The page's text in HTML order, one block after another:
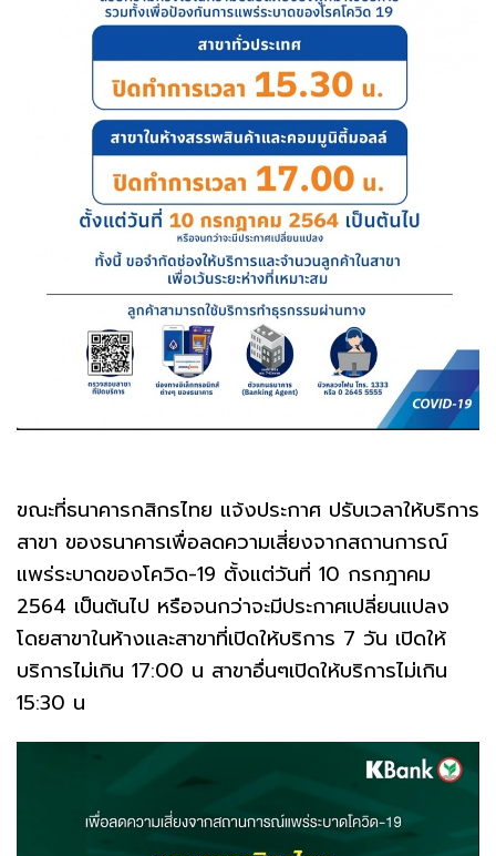
ขณะที่ธนาคารกสิกรไทย แจ้งประกาศ ปรับเวลาให้บริการ
สาขา ของธนาคารเพื่อลดความเสี่ยงจากสถานการณ์
แพร่ระบาดของโควิด-19 ตั้งแต่วันที่ 10 กรกฎาคม
2564 เป็นต้นไป หรือจนกว่าจะมีประกาศเปลี่ยนแปลง
โดยสาขาในห้างและสาขาที่เปิดให้บริการ 7 วัน เปิดให้
บริการไม่เกิน 17:00 น สาขาอื่นๆเปิดให้บริการไม่เกิน
15:30 น